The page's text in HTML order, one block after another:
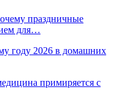
праздничные
для…
году 2026 в домашних
примиряется с